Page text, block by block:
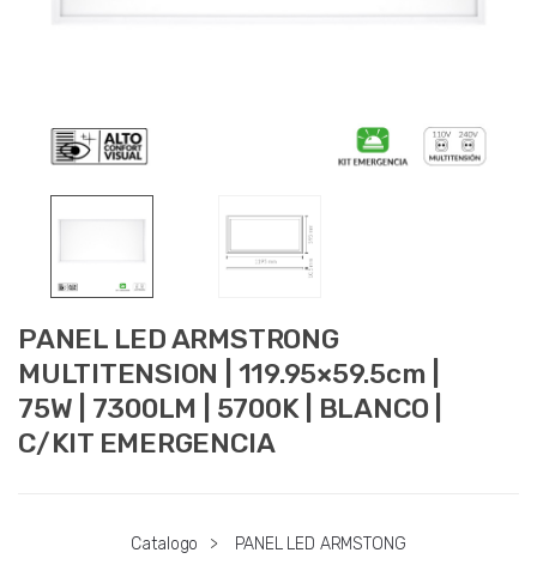
PANEL LED ARMSTRONG
MULTITENSION | 119.95×59.5cm |
75W | 7300LM | 5700K | BLANCO |
C/KIT EMERGENCIA
Catalogo > PANEL LED ARMSTONG